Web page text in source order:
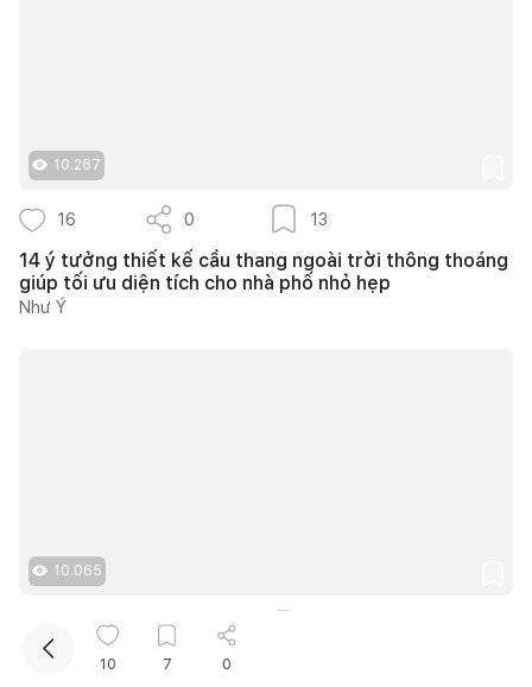
10.267
16 0 13
14 ý tưởng thiết kế cầu thang ngoài trời thông thoáng
giúp tối ưu diện tích cho nhà phố nhỏ hẹp
Như Ý
10.065
Căn hộ The Infiniti 175m2 thiết kế hiện đại kết hợp
10 7 0